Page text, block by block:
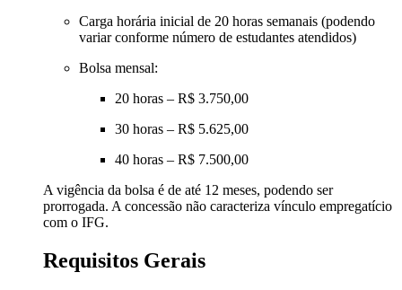
Carga horária inicial de 20 horas semanais (podendo
variar conforme número de estudantes atendidos)
Bolsa mensal:
20 horas – R$ 3.750,00
30 horas – R$ 5.625,00
40 horas – R$ 7.500,00
A vigência da bolsa é de até 12 meses, podendo ser
prorrogada. A concessão não caracteriza vínculo empregatício
com o IFG.
Requisitos Gerais